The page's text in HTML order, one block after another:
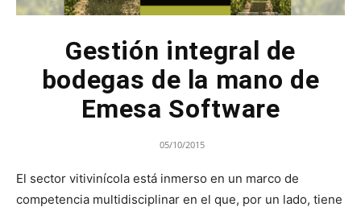
Gestión integral de
bodegas de la mano de
Emesa Software
05/10/2015
El sector vitivinícola está inmerso en un marco de
competencia multidisciplinar en el que, por un lado, tiene